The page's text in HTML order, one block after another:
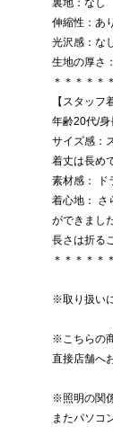
裏地：なし
伸縮性：あり
光沢感：な
生地の厚さ
＊＊＊＊＊
【スタッフ
年齢20代/
サイズ感：
着丈は長め
素材感： ド
着心地： さ
ができまし
長さは折る
＊＊＊＊＊
※取り扱い
※こちらの
直接店舗へ
※照明の関
またパソコ